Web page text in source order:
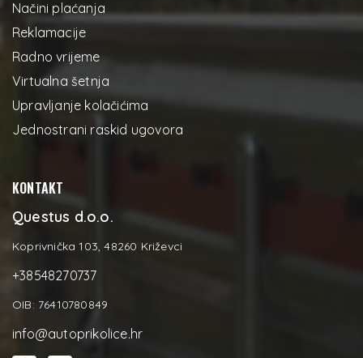
Načini plaćanja
Reklamacije
Radno vrijeme
Virtualna šetnja
Upravljanje kolačićima
Jednostrani raskid ugovora
KONTAKT
Questus d.o.o.
Koprivnička 103, 48260 Križevci
+38548270737
OIB: 76410780849
info@autoprikolice.hr